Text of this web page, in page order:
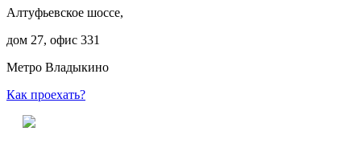
Алтуфьевское шоссе,
дом 27, офис 331
Метро Владыкино
Как проехать?